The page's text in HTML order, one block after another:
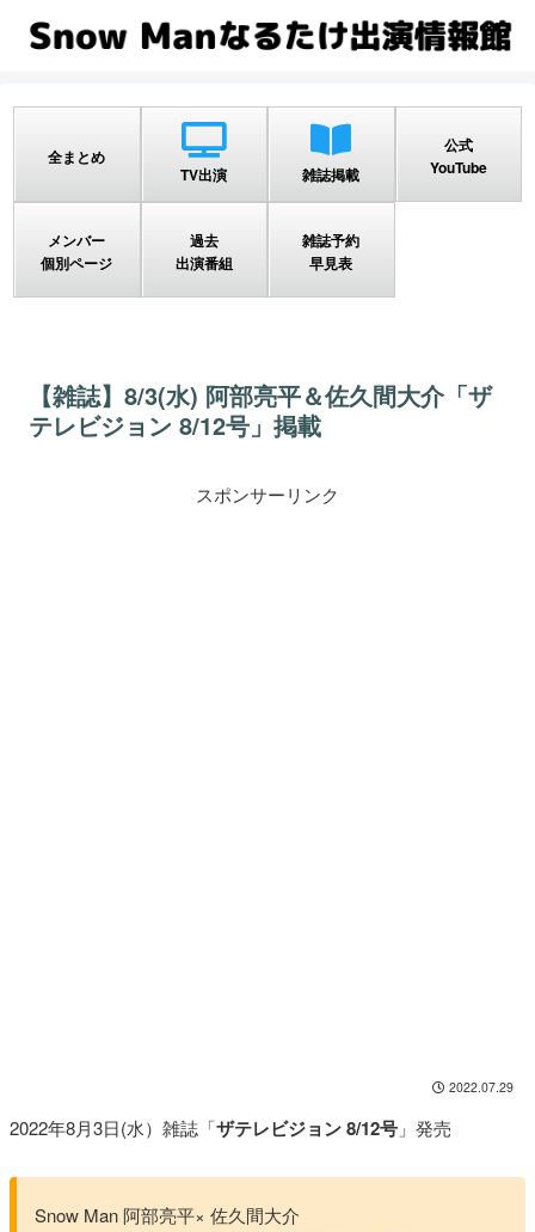
全まとめ
TV出演
雑誌掲載
公式
YouTube
メンバー
個別ページ
過去
出演番組
雑誌予約
早見表
【雑誌】8/3(水) 阿部亮平＆佐久間大介「ザ
テレビジョン 8/12号」掲載
スポンサーリンク
2022.07.29
2022年8月3日(水）雑誌「ザテレビジョン 8/12号 」発売
Snow Man 阿部亮平× 佐久間大介